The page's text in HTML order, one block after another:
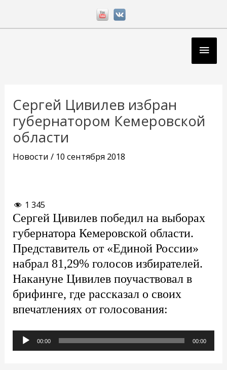
Сергей Цивилев избран
губернатором Кемеровской
области
Новости / 10 сентября 2018
1 345
Сергей Цивилев победил на выборах
губернатора Кемеровской области.
Представитель от «Единой России»
набрал 81,29% голосов избирателей.
Накануне Цивилев поучаствовал в
брифинге, где рассказал о своих
впечатлениях от голосования:
Аудиоплеер
00:00 00:00
записям